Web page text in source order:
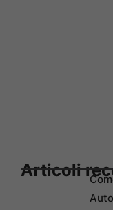
Articoli